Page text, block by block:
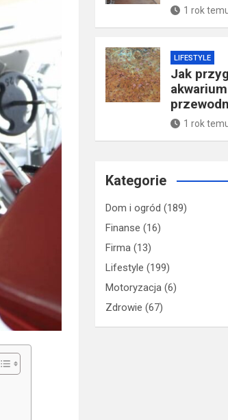
1 rok
LIFESTYLE
Jak
1 rok
Kategorie
Dom i ogród (189)
Finanse (16)
Firma (13)
Lifestyle (199)
Motoryzacja (6)
Zdrowie (67)